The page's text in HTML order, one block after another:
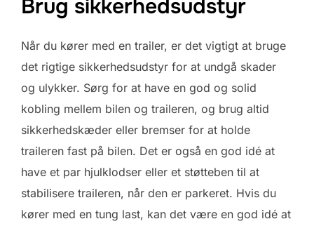
Brug sikkerhedsudstyr
Når du kører med en trailer, er det vigtigt at bruge
det rigtige sikkerhedsudstyr for at undgå skader
og ulykker. Sørg for at have en god og solid
kobling mellem bilen og traileren, og brug altid
sikkerhedskæder eller bremser for at holde
traileren fast på bilen. Det er også en god idé at
have et par hjulklodser eller et støtteben til at
stabilisere traileren, når den er parkeret. Hvis du
kører med en tung last, kan det være en god idé at